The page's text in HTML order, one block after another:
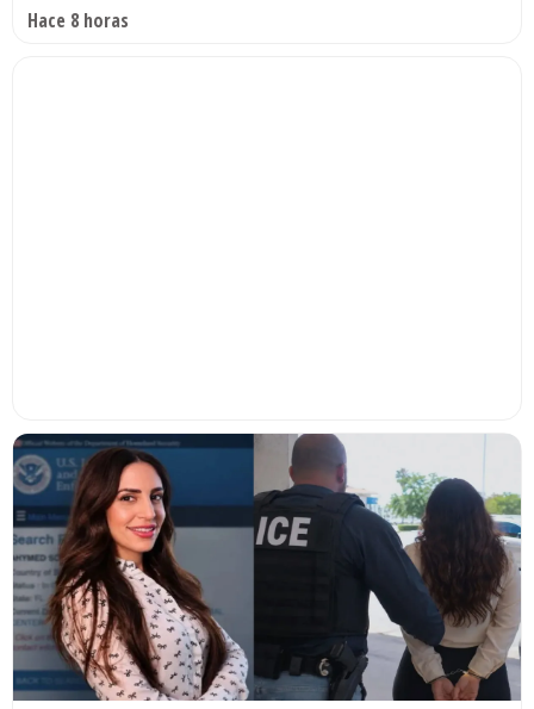
Hace 8 horas